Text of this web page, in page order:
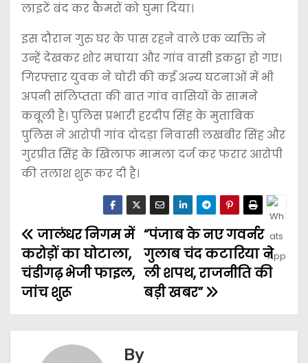
लाइटें बंद कर कैमरों को घुमा दिया।
इस दौरान गुरु घर के पास रहने वाले एक व्यक्ति ने
उन्हें देखकर शोर मचाया और गांव वासी इकट्ठा हो गए।
गिरफ्तार युवक ने चोरी की कई अन्य घटनाओं में भी
अपनी संलिप्तता की बात गांव वासियों के सामने
कबूली है। पुलिस प्रभारी हरदीप सिंह के मुताबिक
पुलिस ने आरोपी गांव दोदड़ा निवासी लखबीर सिंह और
गुरप्रीत सिंह के खिलाफ मामला दर्ज कर फरार आरोपी
की तलाश शुरू कर दी है।
“पंजाब के नए गवर्नर
गुलाब चंद कटारिया ने
ली शपथ, राजनीति की
बड़ी खबर”
जालंधर निगम में
करोड़ों का घोटाला,
चंडीगढ़ भेजी फाइल,
जांच शुरू
By